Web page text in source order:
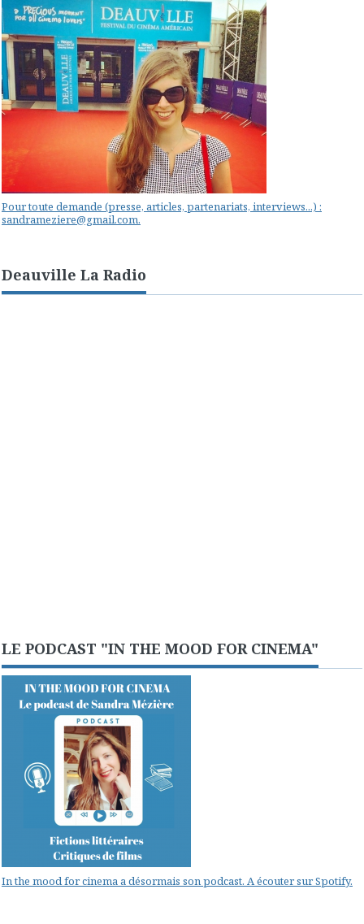
Pour toute demande (presse, articles, partenariats, interviews...) :
sandrameziere@gmail.com.
Deauville La Radio
LE PODCAST "IN THE MOOD FOR CINEMA"
In the mood for cinema a désormais son podcast. A écouter sur Spotify.